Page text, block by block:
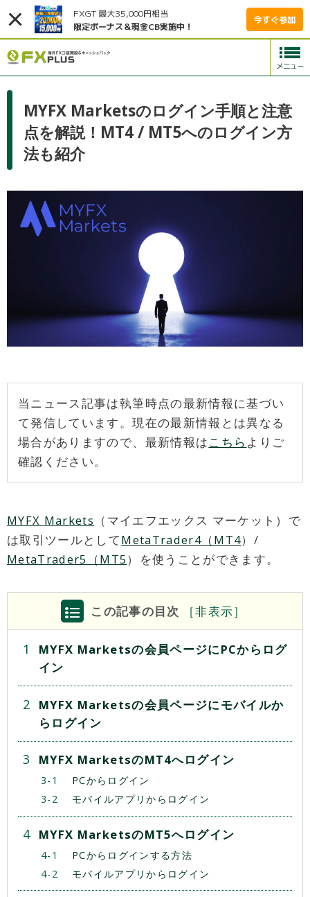
FXGT 最大35,000円相当
限定ボーナス＆現金CB実施中！
今すぐ参加
MYFX Marketsのログイン手順と注意
点を解説！MT4 / MT5へのログイン方
法も紹介
当ニュース記事は執筆時点の最新情報に基づい
て発信しています。現在の最新情報とは異なる
場合がありますので、最新情報はこちら よりご
確認ください。
MYFX Markets （マイエフエックス マーケット）で
は取引ツールとしてMetaTrader4（MT4）/
MetaTrader5（MT5）を使うことができます。
この記事の目次 ［非表示］
MYFX Marketsの会員ページにPCからログ
イン
MYFX Marketsの会員ページにモバイルか
らログイン
MYFX MarketsのMT4へログイン
PCからログイン
モバイルアプリからログイン
MYFX MarketsのMT5へログイン
PCからログインする方法
モバイルアプリからログイン